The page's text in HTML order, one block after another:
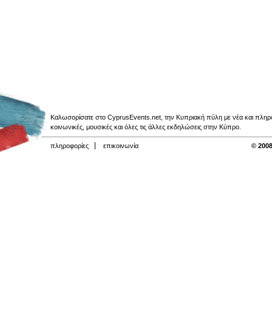
Καλωσορίσατε στο CyprusEvents.net, την Κυπριακή πύλη με νέα και
κοινωνικές, μουσικές και όλες τις άλλες εκδηλώσεις στην Κύπρο.
πληροφορίες επικοινωνία ©